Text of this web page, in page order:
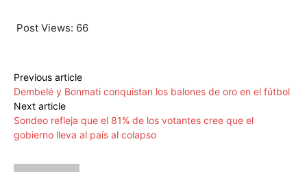
Post Views: 66
Previous article
Dembelé y Bonmati conquistan los balones de oro en el fútbol
Next article
Sondeo refleja que el 81% de los votantes cree que el
gobierno lleva al país al colapso